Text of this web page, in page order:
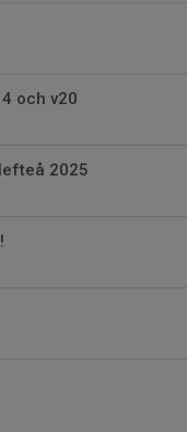
och v20
2025